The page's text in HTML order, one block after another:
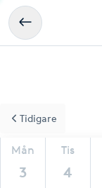
Mån
3
Tis
4
Tidigare